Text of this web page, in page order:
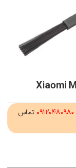
۰۹۱۲۰۴۸۰۹۸۰ تماس